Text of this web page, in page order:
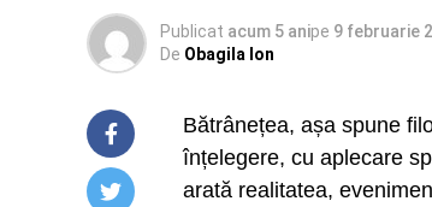
Publicat acum 5 anipe 9 februarie
De Obagila Ion
Bătrânețea, așa spune
înțelegere, cu aplecare
arată realitatea,